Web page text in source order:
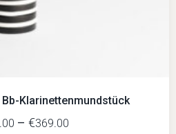
Klarinettenmundstück
– €369.00